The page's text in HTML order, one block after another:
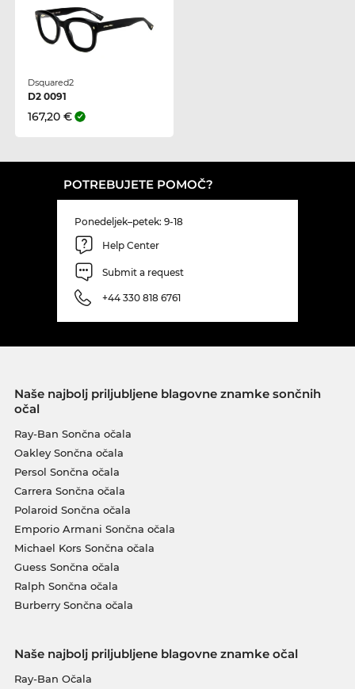
Dsquared2
D2 0091
167,20 €
POTREBUJETE POMOČ?
Ponedeljek–petek: 9-18
Help Center
Submit a request
+44 330 818 6761
Naše najbolj priljubljene blagovne znamke sončnih
očal
Ray-Ban Sončna očala
Oakley Sončna očala
Persol Sončna očala
Carrera Sončna očala
Polaroid Sončna očala
Emporio Armani Sončna očala
Michael Kors Sončna očala
Guess Sončna očala
Ralph Sončna očala
Burberry Sončna očala
Naše najbolj priljubljene blagovne znamke očal
Ray-Ban Očala